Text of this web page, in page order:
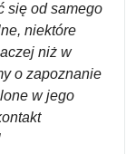
się od samego
niektóre
niż w
o zapoznanie
w jego